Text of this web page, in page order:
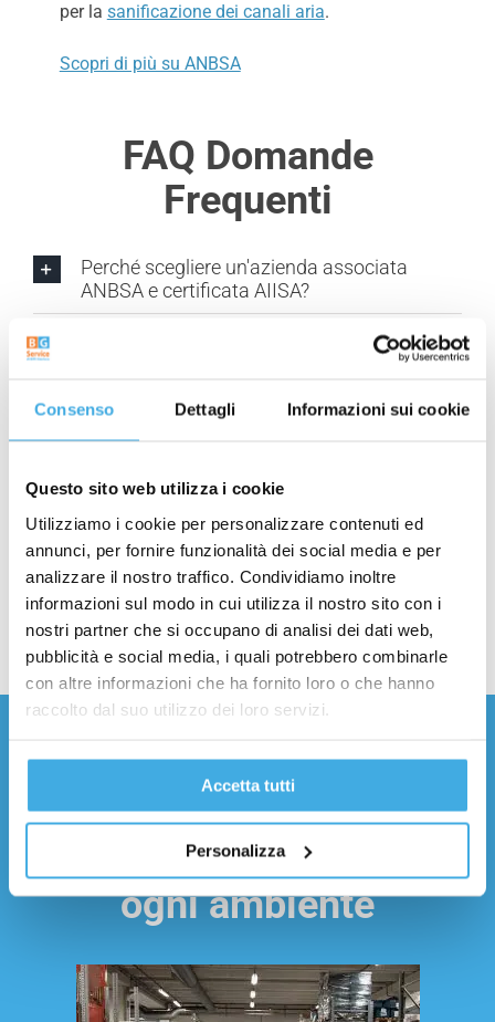
Consenso Dettagli Informazioni sui cookie
Questo sito web utilizza i cookie
Utilizziamo i cookie per personalizzare contenuti ed
annunci, per fornire funzionalità dei social media e per
analizzare il nostro traffico. Condividiamo inoltre
informazioni sul modo in cui utilizza il nostro sito con i
nostri partner che si occupano di analisi dei dati web,
pubblicità e social media, i quali potrebbero combinarle
con altre informazioni che ha fornito loro o che hanno
raccolto dal suo utilizzo dei loro servizi.
Accetta tutti
Personalizza
per la sanificazione dei canali aria.
Scopri di più su ANBSA
FAQ Domande
Frequenti
Perché scegliere un'azienda associata
ANBSA e certificata AIISA?
La pulizia dei sistemi di aspirazione è
Con quale frequenza vanno pulite cappe e
Cosa rischia un'attività che non effettua la
manutenzione dei sistemi di aspirazione?
Come posso verificare che un'azienda sia
davvero associata ANBSA o certificata
AIISA?
BG Service lavoriamo
solo con protocolli di
sicrezza autorizzati in
ogni ambiente